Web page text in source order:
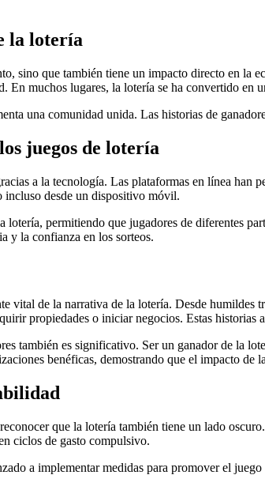
la lotería
sino que también tiene un impacto directo en la
En muchos lugares, la lotería se ha convertido en
una comunidad unida. Las historias de
juegos de lotería
a la tecnología. Las plataformas en línea han
incluso desde un dispositivo móvil.
lotería, permitiendo que jugadores de diferentes
y la confianza en los sorteos.
vital de la narrativa de la lotería. Desde humildes
propiedades o iniciar negocios. Estas
también es significativo. Ser un ganador de la
benéficas, demostrando que el impacto de
que la lotería también tiene un lado
ciclos de gasto compulsivo.
a implementar medidas para promover el